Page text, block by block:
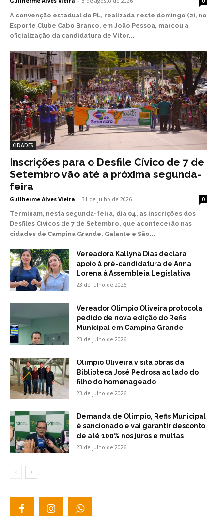
A convenção estadual do PL, realizada neste domingo (2), no
Esporte Clube Cabo Branco, em João Pessoa, marcou a
oficialização da candidatura de Vitor...
CIDADES
Inscrições para o Desfile Cívico de 7 de
Setembro vão até a próxima segunda-
feira
Guilherme Alves Vieira - 31 de julho de 2026 0
Terminam, nesta segunda-feira, dia 04, as inscrições dos
Desfiles Cívicos de 7 de Setembro, que acontecerão nas
cidades de Campina Grande, Galante e São...
Vereadora Kallyna Dias declara
apoio à pré-candidatura de Anna
Lorena à Assembleia Legislativa
23 de julho de 2026
Vereador Olimpio Oliveira protocola
pedido de nova edição do Refis
Municipal em Campina Grande
23 de julho de 2026
Olimpio Oliveira visita obras da
Biblioteca José Pedrosa ao lado do
filho do homenageado
23 de julho de 2026
Demanda de Olimpio, Refis Municipal
é sancionado e vai garantir desconto
de até 100% nos juros e multas
23 de julho de 2026